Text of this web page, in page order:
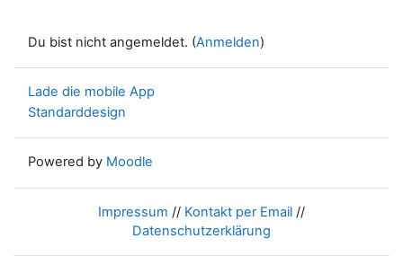
Du bist nicht angemeldet. (Anmelden)
Lade die mobile App
Standarddesign
Powered by Moodle
Impressum // Kontakt per Email //
Datenschutzerklärung